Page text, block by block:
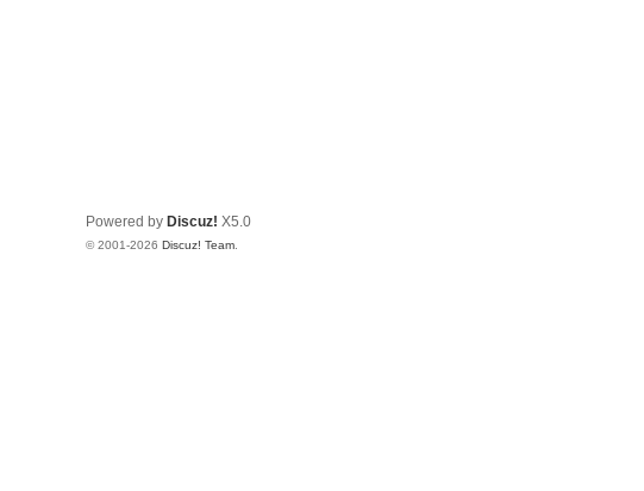
Powered by Discuz! X5.0
© 2001-2026 Discuz! Team